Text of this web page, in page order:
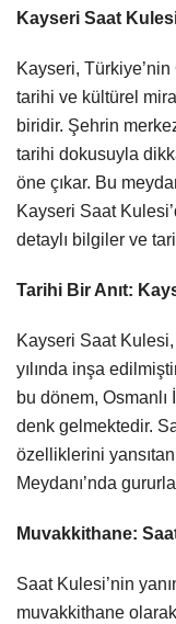
Kayseri Saat
Kayseri,
tarihi ve kültürel
biridir. Şehrin
tarihi dokusuyla
öne çıkar. Bu
Kayseri Saat
detaylı bilgiler ve
Tarihi Bir Anıt:
Kayseri Saat
yılında inşa
bu dönem,
denk gelmektedir.
özelliklerini
Meydanı’nda
Muvakkithane:
Saat Kulesi’nin
muvakkithane